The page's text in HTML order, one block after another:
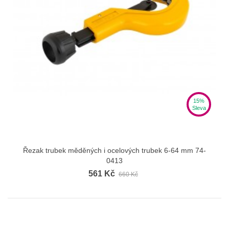
15%
Sleva
Řezak trubek měděných i ocelových trubek 6-64 mm 74-
0413
561 Kč 660 Kč